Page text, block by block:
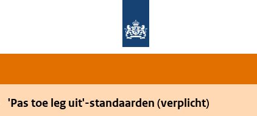
'Pas toe leg uit'-standaarden (verplicht)